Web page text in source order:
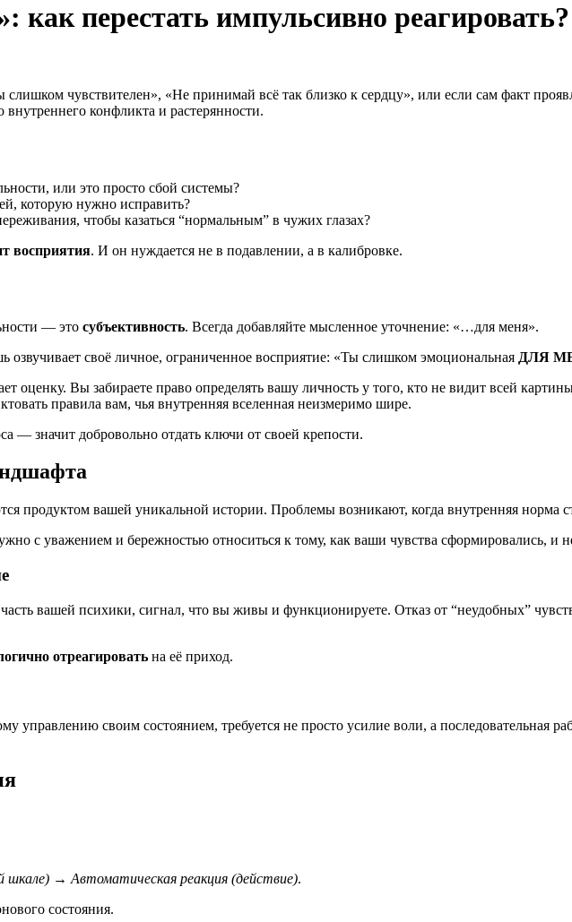
как перестать импульсивно
чувствителен», «Не принимай всё так близко к сердцу», или если сам факт
конфликта и растерянности.
или это просто сбой системы?
которую нужно исправить?
чтобы казаться “нормальным” в чужих глазах?
восприятия. И он нуждается не в подавлении, а в калибровке.
— это субъективность. Всегда добавляйте мысленное уточнение: «…для меня».
озвучивает своё личное, ограниченное восприятие: «Ты слишком эмоциональная ДЛЯ
оценку. Вы забираете право определять вашу личность у того, кто не видит всей
правила вам, чья внутренняя вселенная неизмеримо шире.
— значит добровольно отдать ключи от своей крепости.
продуктом вашей уникальной истории. Проблемы возникают, когда внутренняя норма
с уважением и бережностью относиться к тому, как ваши чувства сформировались, и
вашей психики, сигнал, что вы живы и функционируете. Отказ от “неудобных” чувств
отреагировать на её приход.
своим состоянием, требуется не просто усилие воли, а последовательная
шкале) → Автоматическая реакция (действие).
состояния.